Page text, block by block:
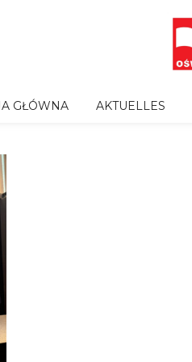
GŁÓWNA AKTUELLES